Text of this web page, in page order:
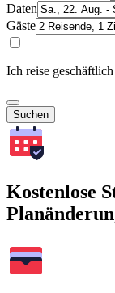
Daten
Gäste
Ich reise geschäftlich
Suchen
Kostenlose